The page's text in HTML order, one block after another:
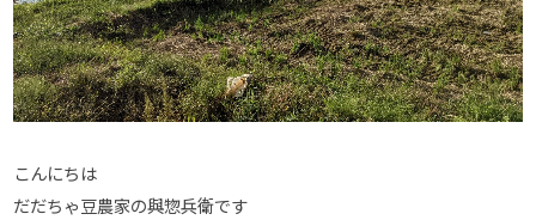
こんにちは
だだちゃ豆農家の與惣兵衛です